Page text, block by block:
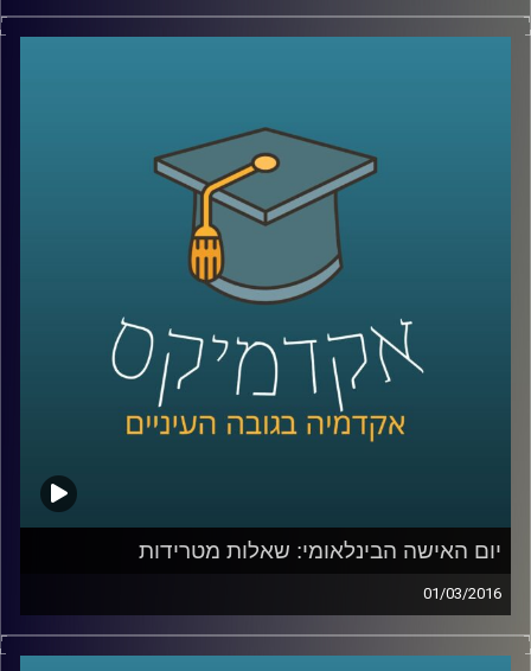
ניהול קונפליקטים הוא עניין שברירי. זה נכון לכל
ארגון שמפיץ את
המתודולוגיה בעולם
–בואו ללמוד לפתור
בעיות, להרוויח מהסבכים שבחייכם ולהשיג קצת
AudioVersity
יום האישה הבינלאומי: שאלות מטרידות
01/03/2016
זה מגיע מכל כיוון וצף על פני המים – הטרדות